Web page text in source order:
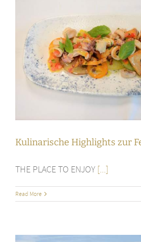
Kulinarische Highlights zur
THE PLACE TO ENJOY [...]
Read More